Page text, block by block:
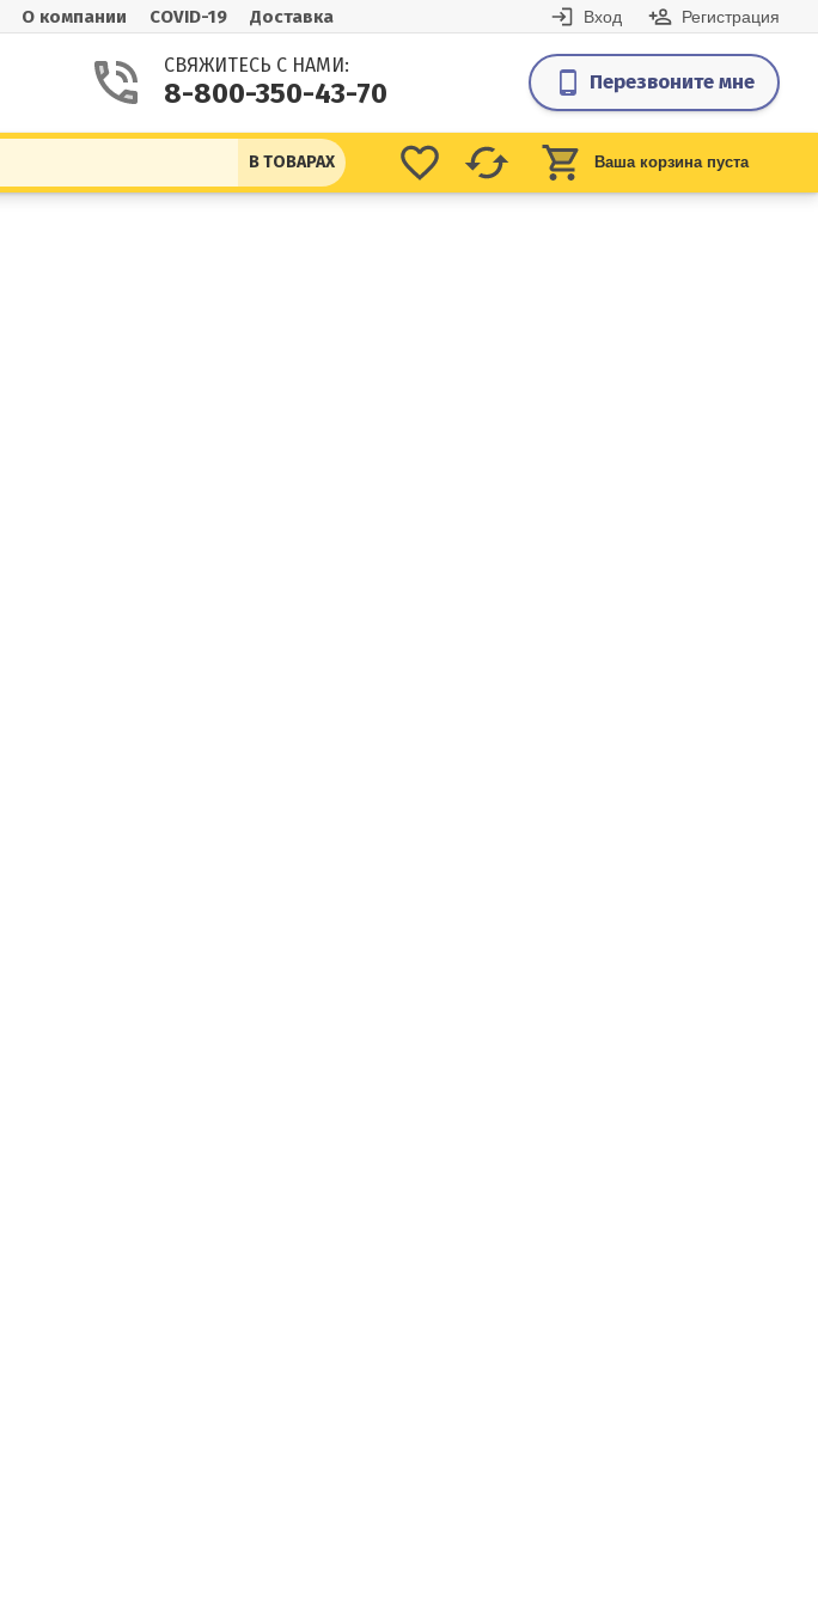
О компании COVID-19 Доставка Вход Регистрация
СВЯЖИТЕСЬ С НАМИ:
8-800-350-43-70 Перезвоните мне
Ваша корзина пуста
В ТОВАРАХ